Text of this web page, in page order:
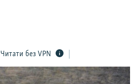
Читати без VPN